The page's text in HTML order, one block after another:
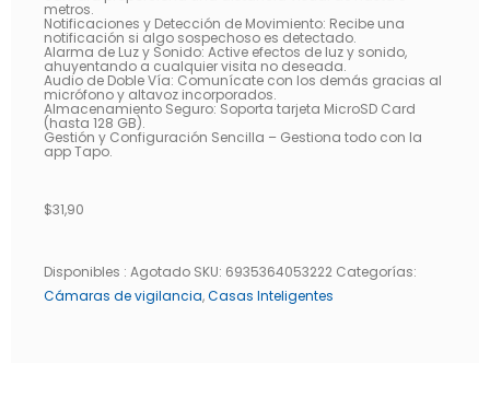
metros.
Notificaciones y Detección de Movimiento: Recibe una
notificación si algo sospechoso es detectado.
Alarma de Luz y Sonido: Active efectos de luz y sonido,
ahuyentando a cualquier visita no deseada.
Audio de Doble Vía: Comunícate con los demás gracias al
micrófono y altavoz incorporados.
Almacenamiento Seguro: Soporta tarjeta MicroSD Card
(hasta 128 GB).
Gestión y Configuración Sencilla – Gestiona todo con la
app Tapo.
$31,90
Disponibles : Agotado SKU: 6935364053222 Categorías:
Cámaras de vigilancia,Casas Inteligentes